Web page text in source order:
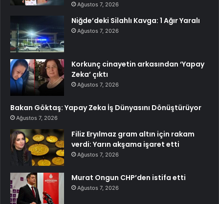
Ağustos 7, 2026
Niğde’deki Silahlı Kavga: 1 Ağır Yaralı
Ağustos 7, 2026
Korkunç cinayetin arkasından ‘Yapay
Zeka’ çıktı
Ağustos 7, 2026
Bakan Göktaş: Yapay Zeka İş Dünyasını Dönüştürüyor
Ağustos 7, 2026
Filiz Eryılmaz gram altın için rakam
verdi: Yarın akşama işaret etti
Ağustos 7, 2026
Murat Ongun CHP’den istifa etti
Ağustos 7, 2026